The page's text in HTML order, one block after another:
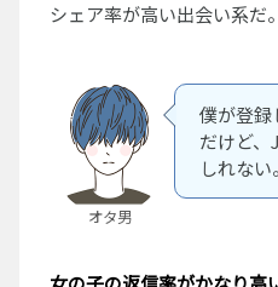
シェア率が高い出会い系だ。
オタ男
僕が登録
だけど、
しれない。